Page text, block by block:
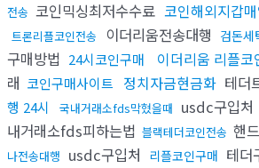
전송 코인믹싱최저수수료 코인해외지갑
트론리플코인전송 이더리움전송대행 검돈세
구매방법 24시코인구매 이더리움 리플코
래 코인구매사이트 정치자금현금화 테더
행 24시
국내거래소fds막혔을때 usdc구입처
내거래소fds피하는법 블랙테더코인전송 핸
나전송대행 usdc구입처 리플코인구매 테더